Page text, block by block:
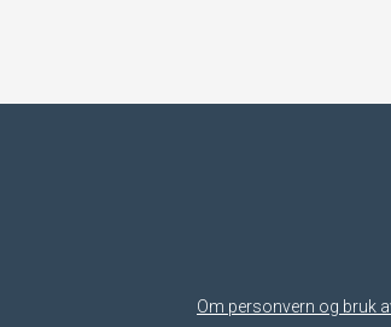
Om personvern og bruk